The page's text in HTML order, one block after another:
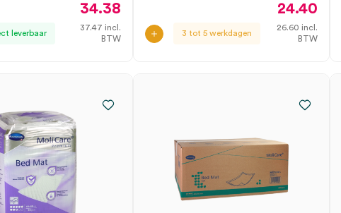
leverbaar
34.38
37.47 incl.
BTW
3 tot 5 werkdagen
24.40
26.60 incl.
BTW